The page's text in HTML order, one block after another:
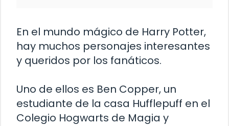
En el mundo mágico de Harry Potter,
hay muchos personajes interesantes
y queridos por los fanáticos.
Uno de ellos es Ben Copper, un
estudiante de la casa Hufflepuff en el
Colegio Hogwarts de Magia y